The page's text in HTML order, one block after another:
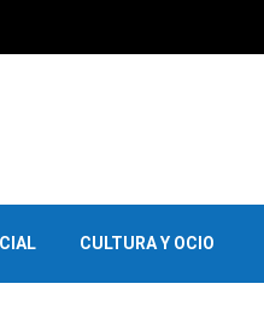
CULTURA Y OCIO